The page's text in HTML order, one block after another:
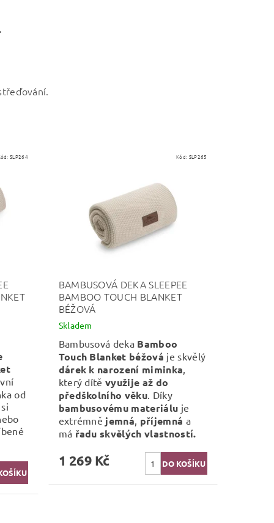
SLP264
od
Kód: SLP265
BAMBUSOVÁ DEKA SLEEPEE
BAMBOO TOUCH BLANKET
BÉŽOVÁ
Skladem
Bambusová deka Bamboo
Touch Blanket béžová je skvělý
dárek k narození miminka
který dítěvyužije až do
předškolního věku . Díky
bambusovému materiálu je
extrémně jemná příjemná a
má řadu skvělých vlastností.
1 269 Kč